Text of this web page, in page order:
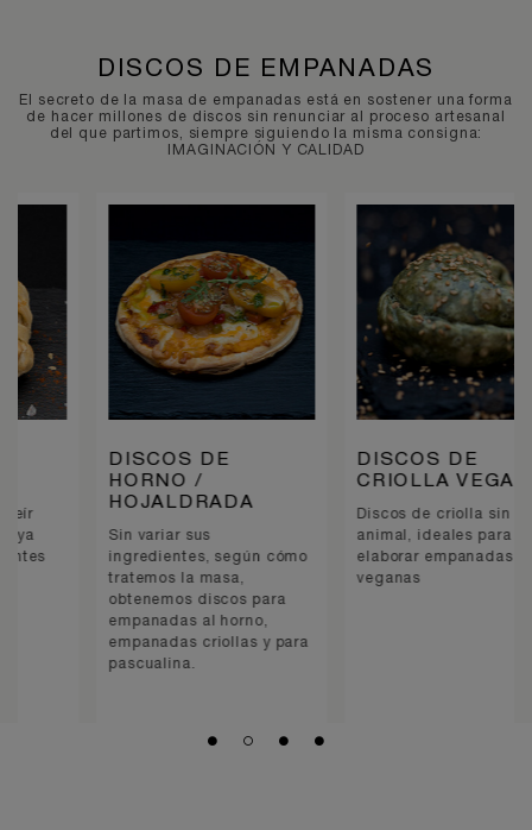
DISCOS DE EMPANADAS
El secreto de la masa de empanadas está en sostener una forma
de hacer millones de discos sin renunciar al proceso artesanal
del que partimos, siempre siguiendo la misma consigna:
IMAGINACIÓN Y CALIDAD
DISCOS DE
HORNO /
HOJALDRADA
Sin variar sus
ingredientes, según cómo
tratemos la masa,
obtenemos discos para
empanadas al horno,
empanadas criollas y para
pascualina.
DISCOS DE
CRIOLLA VEGANOS
Discos de criolla sin grasa
animal, ideales para
elaborar empanadas 100%